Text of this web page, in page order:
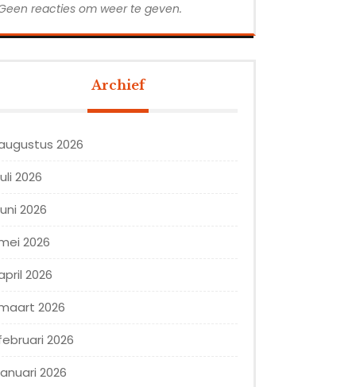
reacties om weer te geven.
Archief
2026
2026
2026
2026
2026
2026
2026
2026